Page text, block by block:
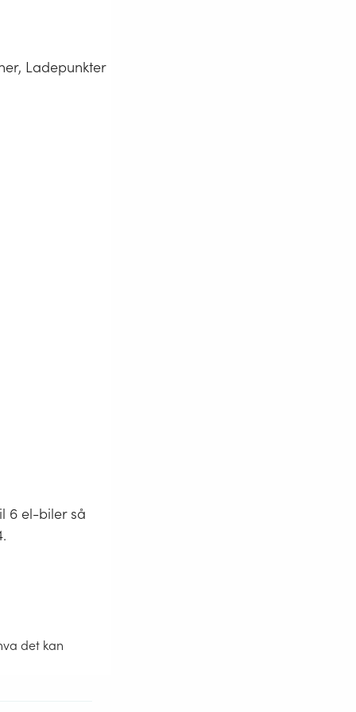
Ladepunkter
6 el-biler så
det kan